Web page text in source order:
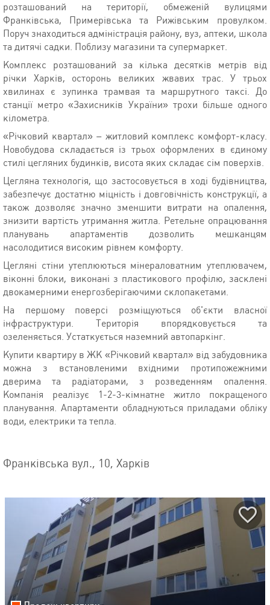
розташований на території, обмеженій вулицями
Франківська, Примерівська та Рижівським провулком.
Поруч знаходиться адміністрація району, вуз, аптеки, школа
та дитячі садки. Поблизу магазини та супермаркет.
Комплекс розташований за кілька десятків метрів від
річки Харків, осторонь великих жвавих трас. У трьох
хвилинах є зупинка трамвая та маршрутного таксі. До
станції метро «Захисників України» трохи більше одного
кілометра.
«Річковий квартал» – житловий комплекс комфорт-класу.
Новобудова складається із трьох оформлених в єдиному
стилі цегляних будинків, висота яких складає сім поверхів.
Цегляна технологія, що застосовується в ході будівництва,
забезпечує достатню міцність і довговічність конструкції, а
також дозволяє значно зменшити витрати на опалення,
знизити вартість утримання житла. Ретельне опрацювання
планувань апартаментів дозволить мешканцям
насолодитися високим рівнем комфорту.
Цегляні стіни утеплюються мінераловатним утеплювачем,
віконні блоки, виконані з пластикового профілю, засклені
двокамерними енергозберігаючими склопакетами.
На першому поверсі розміщуються об'єкти власної
інфраструктури. Територія впорядковується та
озеленяється. Устаткується наземний автопаркінг.
Купити квартиру в ЖК «Річковий квартал» від забудовника
можна з встановленими вхідними протипожежними
дверима та радіаторами, з розведенням опалення.
Компанія реалізує 1-2-3-кімнатне житло покращеного
планування. Апартаменти обладнуються приладами обліку
води, електрики та тепла.
Франківська вул., 10, Харків